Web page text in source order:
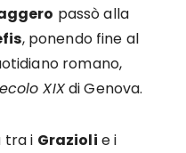
passò alla
, ponendo fine al
romano,
XIXdi Genova.
tra i Grazioli e i